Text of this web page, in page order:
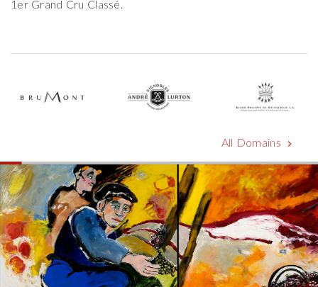
1er Grand Cru Classé.
All Domains chevron_right